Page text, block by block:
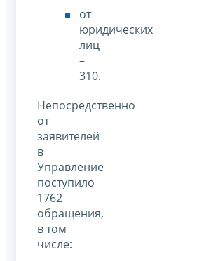
от
юридических
лиц
–
310.
Непосредственно
от
заявителей
в
Управление
поступило
1762
обращения,
в том
числе: